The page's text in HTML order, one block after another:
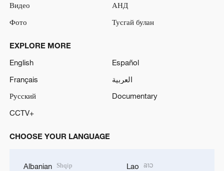
Видео
АНД
Фото
Тусгай булан
EXPLORE MORE
English
Español
Français
العربية
Русский
Documentary
CCTV+
CHOOSE YOUR LANGUAGE
Albanian Shqip Lao ລາວ